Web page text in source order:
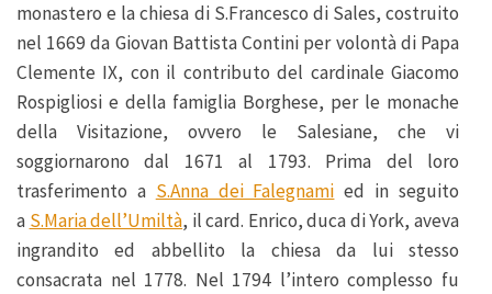
monastero e la chiesa di S.Francesco di Sales, costruito
nel 1669 da Giovan Battista Contini per volontà di Papa
Clemente IX, con il contributo del cardinale Giacomo
Rospigliosi e della famiglia Borghese, per le monache
della Visitazione, ovvero le Salesiane, che vi
soggiornarono dal 1671 al 1793. Prima del loro
trasferimento a S.Anna dei Falegnami ed in seguito
a S.Maria dell’Umiltà, il card. Enrico, duca di York, aveva
ingrandito ed abbellito la chiesa da lui stesso
consacrata nel 1778. Nel 1794 l’intero complesso fu